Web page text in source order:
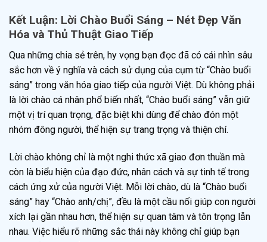
Kết Luận: Lời Chào Buổi Sáng – Nét Đẹp Văn
Hóa và Thủ Thuật Giao Tiếp
Qua những chia sẻ trên, hy vọng bạn đọc đã có cái nhìn sâu
sắc hơn về ý nghĩa và cách sử dụng của cụm từ “Chào buổi
sáng” trong văn hóa giao tiếp của người Việt. Dù không phải
là lời chào cá nhân phổ biến nhất, “Chào buổi sáng” vẫn giữ
một vị trí quan trọng, đặc biệt khi dùng để chào đón một
nhóm đông người, thể hiện sự trang trọng và thiện chí.
Lời chào không chỉ là một nghi thức xã giao đơn thuần mà
còn là biểu hiện của đạo đức, nhân cách và sự tinh tế trong
cách ứng xử của người Việt. Mỗi lời chào, dù là “Chào buổi
sáng” hay “Chào anh/chị”, đều là một cầu nối giúp con người
xích lại gần nhau hơn, thể hiện sự quan tâm và tôn trọng lẫn
nhau. Việc hiểu rõ những sắc thái này không chỉ giúp bạn